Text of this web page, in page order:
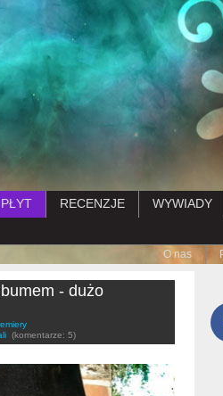
do treści
RECENZJE WYWIADY
Submenu
O nas
- dużo
(komentarze: 5)